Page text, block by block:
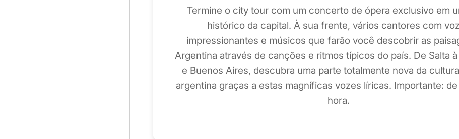
Termine o city tour com um concerto de ópera exclusivo em
histórico da capital. À sua frente, vários cantores com
impressionantes e músicos que farão você descobrir as
Argentina através de canções e ritmos típicos do país. De Salta à
e Buenos Aires, descubra uma parte totalmente nova da
argentina graças a estas magníficas vozes líricas. Importante: de
hora.